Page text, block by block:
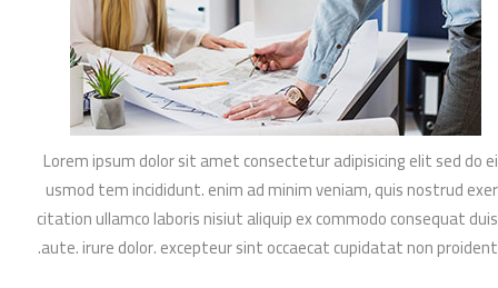
Lorem ipsum dolor sit amet consectetur adipisicing elit sed do ei
usmod tem incididunt. enim ad minim veniam, quis nostrud exer
citation ullamco laboris nisiut aliquip ex commodo consequat duis
aute. irure dolor. excepteur sint occaecat cupidatat non proident.